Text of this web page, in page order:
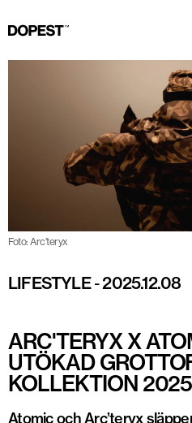
Foto: Arc’teryx
LIFESTYLE-2025.12.08
ARC'TERYX X
UTÖKAD
KOLLEKTION 2025
Atomic och Arc’teryx